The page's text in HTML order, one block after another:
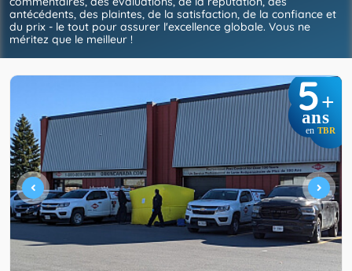
antécédents, des plaintes, de la satisfaction, de la confiance et
du prix - le tout pour assurer l'excellence globale. Vous ne
méritez que le meilleur !
5+
ans
en TBR